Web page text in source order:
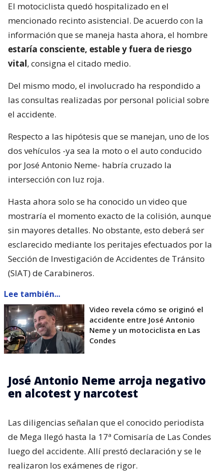
El motociclista quedó hospitalizado en el
mencionado recinto asistencial. De acuerdo con la
información que se maneja hasta ahora, el hombre
estaría consciente, estable y fuera de riesgo
vital, consigna el citado medio.
Del mismo modo, el involucrado ha respondido a
las consultas realizadas por personal policial sobre
el accidente.
Respecto a las hipótesis que se manejan, uno de los
dos vehículos -ya sea la moto o el auto conducido
por José Antonio Neme- habría cruzado la
intersección con luz roja.
Hasta ahora solo se ha conocido un video que
mostraría el momento exacto de la colisión, aunque
sin mayores detalles. No obstante, esto deberá ser
esclarecido mediante los peritajes efectuados por la
Sección de Investigación de Accidentes de Tránsito
(SIAT) de Carabineros.
Lee también...
Video revela cómo se originó el
accidente entre José Antonio
Neme y un motociclista en Las
Condes
José Antonio Neme arroja negativo
en alcotest y narcotest
Las diligencias señalan que el conocido periodista
de Mega llegó hasta la 17ª Comisaría de Las Condes
luego del accidente. Allí prestó declaración y se le
realizaron los exámenes de rigor.